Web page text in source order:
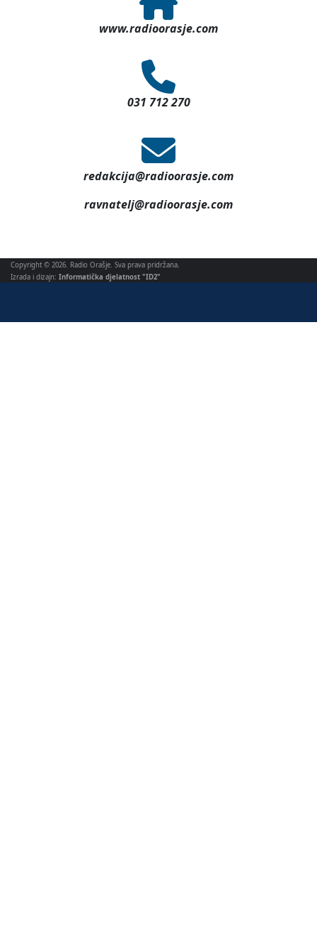
www.radioorasje.com
031 712 270
redakcija@radioorasje.com
ravnatelj@radioorasje.com
Copyright © 2026. Radio Orašje. Sva prava pridržana.
Izrada i dizajn: Informatička djelatnost "ID2"